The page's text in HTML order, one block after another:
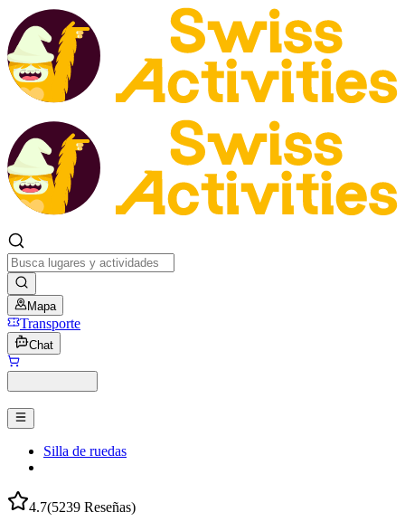
Mapa
Transporte
Chat
Silla de ruedas
4.7(5239 Reseñas)